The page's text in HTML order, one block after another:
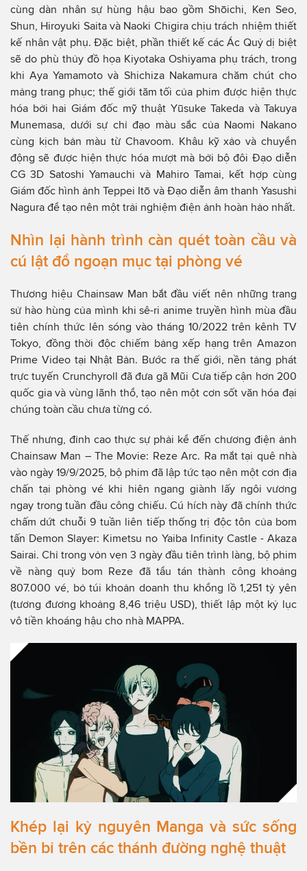
cùng dàn nhân sự hùng hậu bao gồm Shōichi, Ken Seo,
Shun, Hiroyuki Saita và Naoki Chigira chịu trách nhiệm thiết
kế nhân vật phụ. Đặc biệt, phần thiết kế các Ác Quỷ dị biệt
sẽ do phù thủy đồ họa Kiyotaka Oshiyama phụ trách, trong
khi Aya Yamamoto và Shichiza Nakamura chăm chút cho
mảng trang phục; thế giới tăm tối của phim được hiện thực
hóa bởi hai Giám đốc mỹ thuật Yūsuke Takeda và Takuya
Munemasa, dưới sự chỉ đạo màu sắc của Naomi Nakano
cùng kịch bản màu từ Chavoom. Khâu kỹ xảo và chuyển
động sẽ được hiện thực hóa mượt mà bởi bộ đôi Đạo diễn
CG 3D Satoshi Yamauchi và Mahiro Tamai, kết hợp cùng
Giám đốc hình ảnh Teppei Itō và Đạo diễn âm thanh Yasushi
Nagura để tạo nên một trải nghiệm điện ảnh hoàn hảo nhất.
Nhìn lại hành trình càn quét toàn cầu và
cú lật đổ ngoạn mục tại phòng vé
Thương hiệu Chainsaw Man bắt đầu viết nên những trang
sử hào hùng của mình khi sê-ri anime truyền hình mùa đầu
tiên chính thức lên sóng vào tháng 10/2022 trên kênh TV
Tokyo, đồng thời độc chiếm bảng xếp hạng trên Amazon
Prime Video tại Nhật Bản. Bước ra thế giới, nền tảng phát
trực tuyến Crunchyroll đã đưa gã Mũi Cưa tiếp cận hơn 200
quốc gia và vùng lãnh thổ, tạo nên một cơn sốt văn hóa đại
chúng toàn cầu chưa từng có.
Thế nhưng, đỉnh cao thực sự phải kể đến chương điện ảnh
Chainsaw Man – The Movie: Reze Arc. Ra mắt tại quê nhà
vào ngày 19/9/2025, bộ phim đã lập tức tạo nên một cơn địa
chấn tại phòng vé khi hiên ngang giành lấy ngôi vương
ngay trong tuần đầu công chiếu. Cú hích này đã chính thức
chấm dứt chuỗi 9 tuần liên tiếp thống trị độc tôn của bom
tấn Demon Slayer: Kimetsu no Yaiba Infinity Castle - Akaza
Sairai. Chỉ trong vỏn vẹn 3 ngày đầu tiên trình làng, bộ phim
về nàng quỷ bom Reze đã tẩu tán thành công khoảng
807.000 vé, bỏ túi khoản doanh thu khổng lồ 1,251 tỷ yên
(tương đương khoảng 8,46 triệu USD), thiết lập một kỷ lục
vô tiền khoáng hậu cho nhà MAPPA.
Khép lại kỷ nguyên Manga và sức sống
bền bỉ trên các thánh đường nghệ thuật